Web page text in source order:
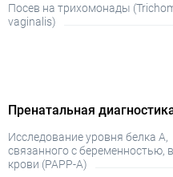
Посев на трихомонады
vaginalis)
Пренатальная
Исследование уровня белка A,
связанного с беременностью, в
крови (PAPP-A)